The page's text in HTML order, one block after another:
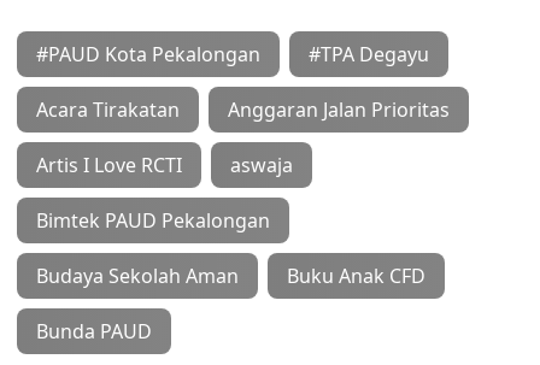
#PAUD Kota Pekalongan #TPA Degayu
Acara Tirakatan Anggaran Jalan Prioritas
Artis I Love RCTI aswaja
Bimtek PAUD Pekalongan
Budaya Sekolah Aman Buku Anak CFD
Bunda PAUD